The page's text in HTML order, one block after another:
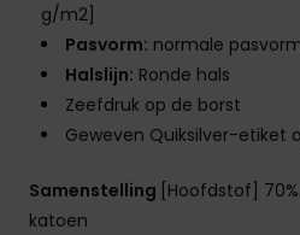
g/m2]
Pasvorm: normale
Halslijn: Ronde hals
Zeefdruk op de borst
Geweven Quiksilver-etiket
Samenstelling [Hoofdstof]
katoen